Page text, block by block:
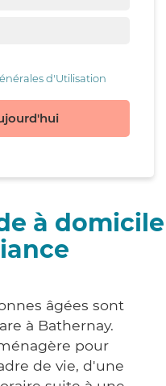
d'Utilisation
à domicile
âgées sont
à Bathernay.
pour
de vie, d'une